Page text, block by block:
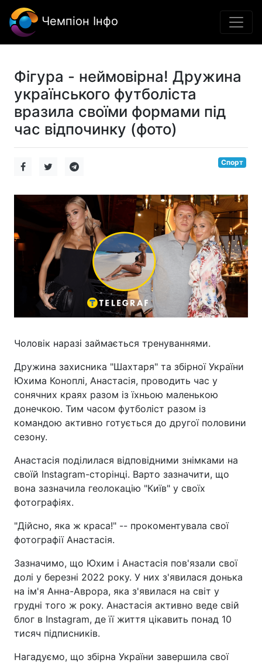
Чемпіон Інфо
Фігура - неймовірна! Дружина
українського футболіста
вразила своїми формами під
час відпочинку (фото)
Спорт
Чоловік наразі займається тренуваннями.
Дружина захисника "Шахтаря" та збірної України
Юхима Коноплі, Анастасія, проводить час у
сонячних краях разом із їхньою маленькою
донечкою. Тим часом футболіст разом із
командою активно готується до другої половини
сезону.
Анастасія поділилася відповідними знімками на
своїй Instagram-сторінці. Варто зазначити, що
вона зазначила геолокацію "Київ" у своїх
фотографіях.
"Дійсно, яка ж краса!" -- прокоментувала свої
фотографії Анастасія.
Зазначимо, що Юхим і Анастасія пов'язали свої
долі у березні 2022 року. У них з'явилася донька
на ім'я Анна-Аврора, яка з'явилася на світ у
грудні того ж року. Анастасія активно веде свій
блог в Instagram, де її життя цікавить понад 10
тисяч підписників.
Нагадуємо, що збірна України завершила свої